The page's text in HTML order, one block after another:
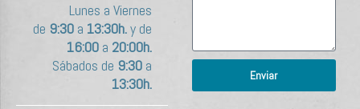
Lunes a Viernes
de 9:30a 13:30h.y de
16:00a 20:00h.
Sábados de 9:30a
13:30h.
Enviar